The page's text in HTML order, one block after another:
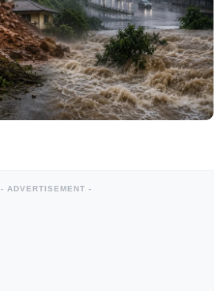
- ADVERTISEMENT -